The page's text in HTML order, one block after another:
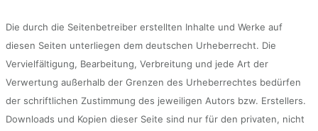
Die durch die Seitenbetreiber erstellten Inhalte und Werke auf
diesen Seiten unterliegen dem deutschen Urheberrecht. Die
Vervielfältigung, Bearbeitung, Verbreitung und jede Art der
Verwertung außerhalb der Grenzen des Urheberrechtes bedürfen
der schriftlichen Zustimmung des jeweiligen Autors bzw. Erstellers.
Downloads und Kopien dieser Seite sind nur für den privaten, nicht